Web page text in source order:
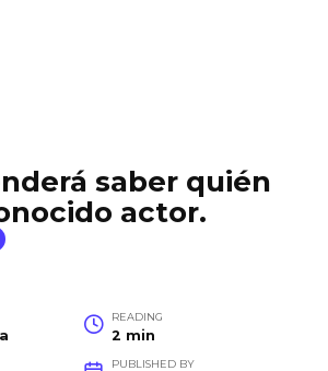
saber quién
actor.
READING
2 min
PUBLISHED BY